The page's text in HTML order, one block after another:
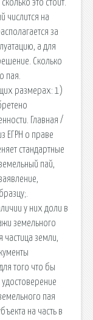
это стоит.
числится на
за
а для
Сколько
пая.
размерах: 1)
Главная /
ЕГРН о праве
стандартные
пай,
у них доли в
земельного
частица земли,
того что бы
пая
на часть в